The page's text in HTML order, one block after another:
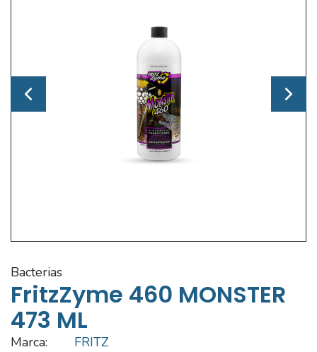
bacterias
FritzZyme 460 MONSTER
473 ML
Marca:
FRITZ